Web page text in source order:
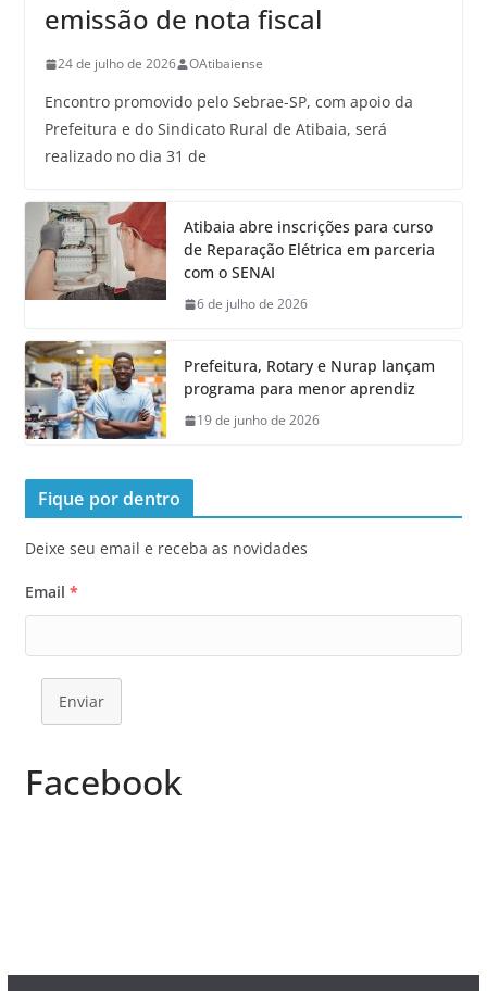
emissão de nota fiscal
24 de julho de 2026 OAtibaiense
Encontro promovido pelo Sebrae-SP, com apoio da
Prefeitura e do Sindicato Rural de Atibaia, será
realizado no dia 31 de
Atibaia abre inscrições para curso
de Reparação Elétrica em parceria
com o SENAI
6 de julho de 2026
Prefeitura, Rotary e Nurap lançam
programa para menor aprendiz
19 de junho de 2026
Fique por dentro
Deixe seu email e receba as novidades
Email *
Enviar
Facebook